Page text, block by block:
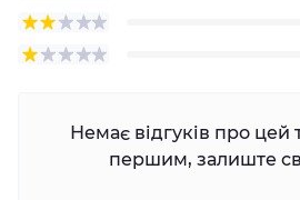
Немає відгуків про цей
першим, залиште